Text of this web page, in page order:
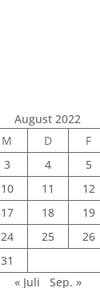
August 2022
M D F
3 4 5
10 11 12
17 18 19
24 25 26
31
« Juli
Sep. »